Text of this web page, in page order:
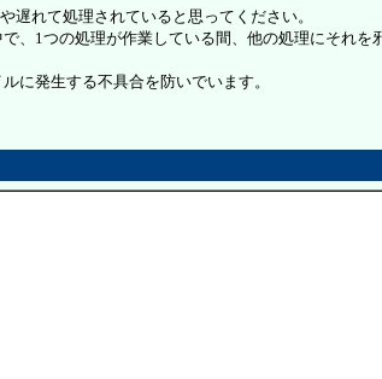
れて処理されていると思ってください。
1つの処理が作業している間、他の処理にそれ
に発生する不具合を防いでいます。